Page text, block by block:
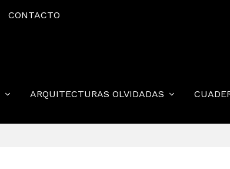
CONTACTO
ARQUITECTURAS OLVIDADAS